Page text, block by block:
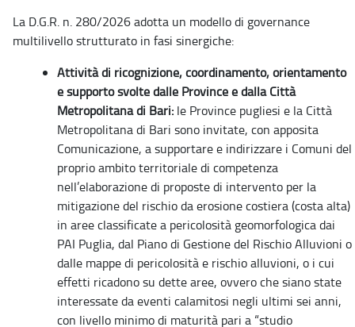
La D.G.R. n. 280/2026 adotta un modello di governance
multilivello strutturato in fasi sinergiche:
Attività di ricognizione, coordinamento, orientamento
e supporto svolte dalle Province e dalla Città
Metropolitana di Bari: le Province pugliesi e la Città
Metropolitana di Bari sono invitate, con apposita
Comunicazione, a supportare e indirizzare i Comuni del
proprio ambito territoriale di competenza
nell’elaborazione di proposte di intervento per la
mitigazione del rischio da erosione costiera (costa alta)
in aree classificate a pericolosità geomorfologica dai
PAI Puglia, dal Piano di Gestione del Rischio Alluvioni o
dalle mappe di pericolosità e rischio alluvioni, o i cui
effetti ricadono su dette aree, ovvero che siano state
interessate da eventi calamitosi negli ultimi sei anni,
con livello minimo di maturità pari a “studio